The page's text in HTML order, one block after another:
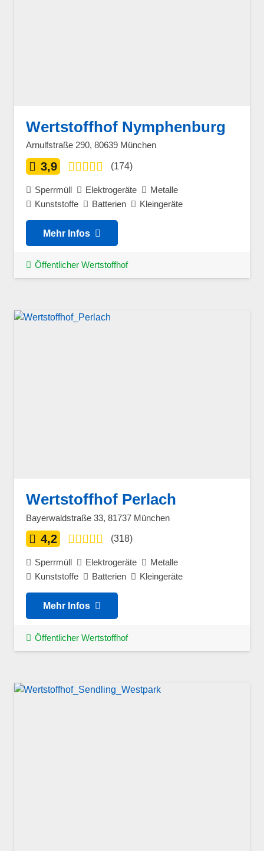
Wertstoffhof Nymphenburg
Arnulfstraße 290, 80639 München
3,9 (174)
Sperrmüll Elektrogeräte
Metalle
Kunststoffe
Batterien Kleingeräte
Mehr Infos
Öffentlicher Wertstoffhof
Wertstoffhof Perlach
Bayerwaldstraße 33, 81737 München
4,2 (318)
Sperrmüll Elektrogeräte
Metalle
Kunststoffe
Batterien Kleingeräte
Mehr Infos
Öffentlicher Wertstoffhof